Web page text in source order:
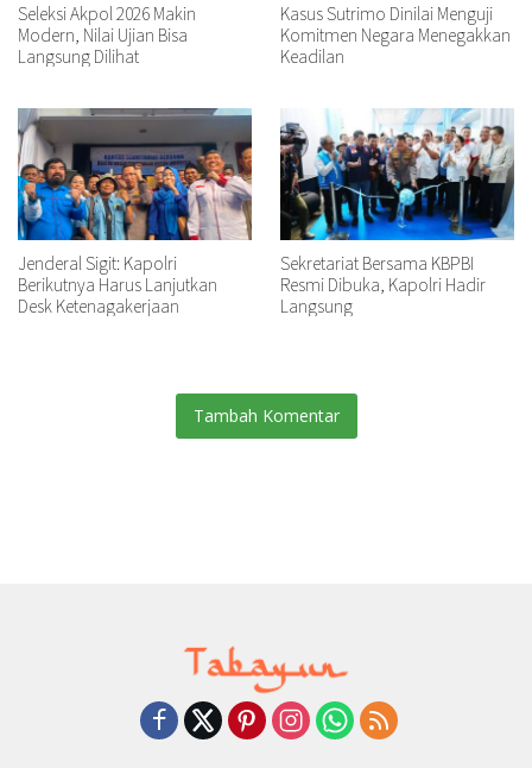
Seleksi Akpol 2026 Makin
Modern, Nilai Ujian Bisa
Langsung Dilihat
Kasus Sutrimo Dinilai Menguji
Komitmen Negara Menegakkan
Keadilan
Jenderal Sigit: Kapolri
Berikutnya Harus Lanjutkan
Desk Ketenagakerjaan
Sekretariat Bersama KBPBI
Resmi Dibuka, Kapolri Hadir
Langsung
Tambah Komentar